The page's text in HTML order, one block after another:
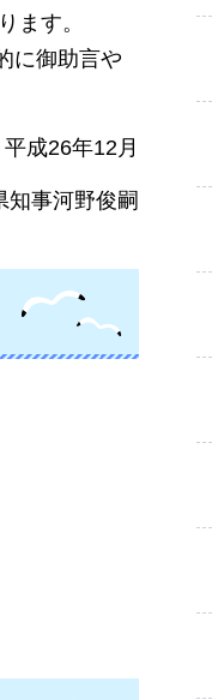
ます。
に御助言や
平成26年12月
知事河野俊嗣